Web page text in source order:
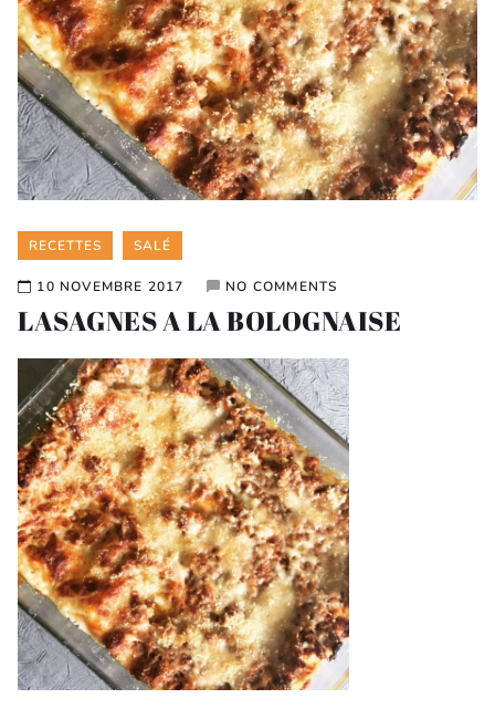
Categories
RECETTES SALÉ
10 NOVEMBRE 2017 NO COMMENTS
LASAGNES A LA BOLOGNAISE